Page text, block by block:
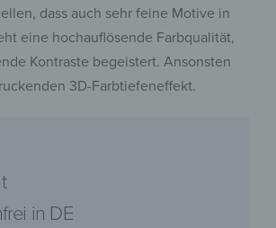
dass auch sehr feine Motive in
eine hochauflösende Farbqualität,
Kontraste begeistert. Ansonsten
3D-Farbtiefeneffekt.
in DE